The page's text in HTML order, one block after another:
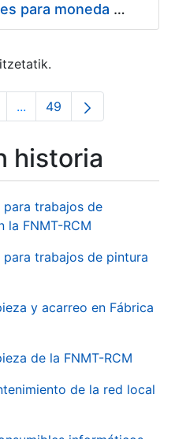
Suministro de estuches para moneda de 30 €
...Intermediate Pages Use
Orrialdea
49
historia
trabajos de
la FNMT-RCM
trabajos de pintura
y acarreo en Fábrica
de la FNMT-RCM
de la red local